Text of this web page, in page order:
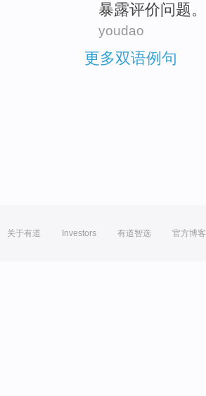
暴露评价问题。
youdao
更多双语例句
关于有道 Investors 有道智选 官方博客